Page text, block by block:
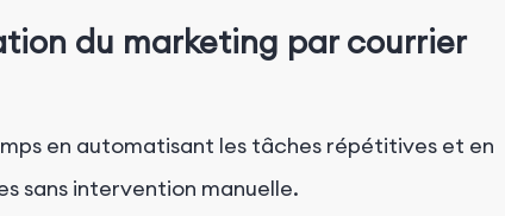
du marketing par courrier
en automatisant les tâches répétitives et en
sans intervention manuelle.